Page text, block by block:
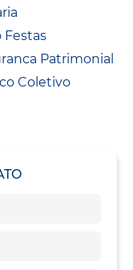
Festas
Patrimonial
Coletivo